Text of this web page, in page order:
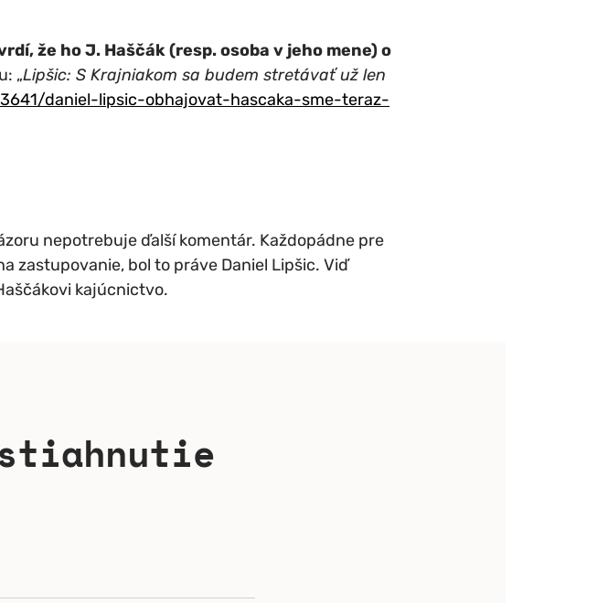
že ho J. Haščák (resp. osoba v jeho mene) o
„Lipšic: S Krajniakom sa budem stretávať už len
daniel-lipsic-obhajovat-hascaka-sme-teraz-
nepotrebuje ďalší komentár. Každopádne pre
zastupovanie, bol to práve Daniel Lipšic. Viď
kajúcnictvo.
stiahnutie